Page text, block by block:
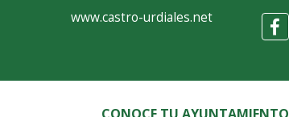
Ayuntamiento
Castro-
www.castro-urdiales.net